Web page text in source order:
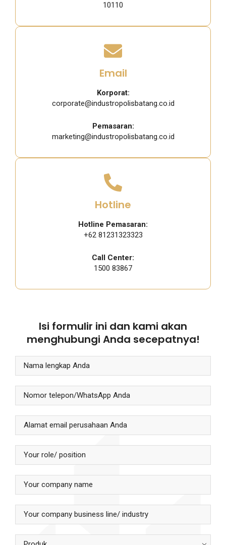
10110
Email
Korporat:
corporate@industropolisbatang.co.id
Pemasaran:
marketing@industropolisbatang.co.id
Hotline
Hotline Pemasaran:
+62 81231323323
Call Center:
1500 83867
Isi formulir ini dan kami akan
menghubungi Anda secepatnya!